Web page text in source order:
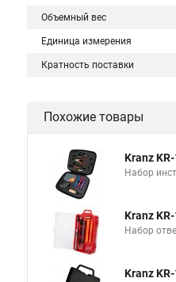
Объемный вес
Единица измерения
Кратность поставки
Похожие товары
Kranz
Набор
Kranz
Набор
Kranz